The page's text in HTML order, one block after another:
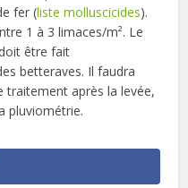
fer (liste molluscicides).
1 à 3 limaces/m². Le
être fait
betteraves. Il faudra
traitement après la levée,
pluviométrie.